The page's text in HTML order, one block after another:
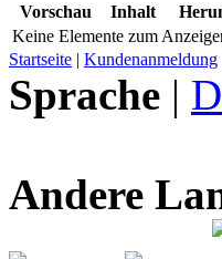
Vorschau Inhalt
Keine Elemente zum
Startseite | Kundenanmeldung
Sprache |
Andere